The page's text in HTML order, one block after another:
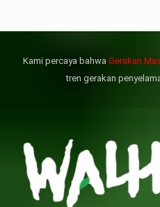
情感來說不管是ED患者
生活肯定都是非常不滿意
而鋼, 因此只要了解避免了
症，現有的臨床經驗來看
康、動脈血管健康，使心
，從而引起器質性勃起功
（陽痿）。犀利士的副作
，所以亦會加重犀利士副
Kami percaya bahwa Gerakan
tren gerakan